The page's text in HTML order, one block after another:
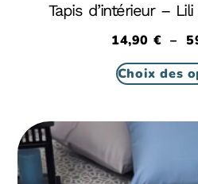
Tapis d’intérieur –
14,90 € –
Choix des